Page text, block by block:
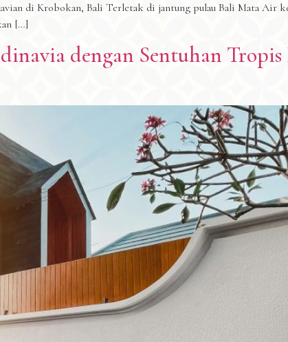
di Krobokan, Bali Terletak di jantung pulau Bali Mata Air
[…]
dengan Sentuhan